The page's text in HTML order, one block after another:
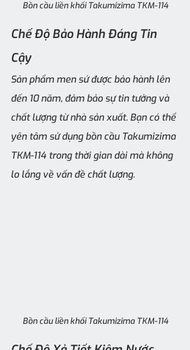
Bồn cầu liền khối Takumizima TKM-114
Chế Độ Bảo Hành Đáng Tin
Cậy
Sản phẩm men sứ được bảo hành lên
đến 10 năm, đảm bảo sự tin tưởng và
chất lượng từ nhà sản xuất. Bạn có thể
yên tâm sử dụng bồn cầu Takumizima
TKM-114 trong thời gian dài mà không
lo lắng về vấn đề chất lượng.
Bồn cầu liền khối Takumizima TKM-114